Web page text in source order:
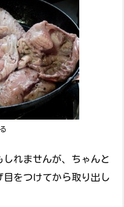
れませんが、ちゃんと
をつけてから取り出し